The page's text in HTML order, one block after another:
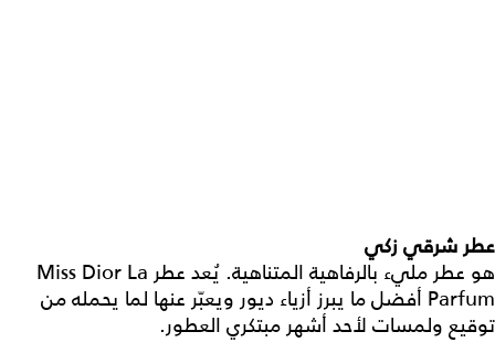
عطر شرقي زكي
هو عطر مليء بالرفاهية المتناهية. يُعد عطر Miss Dior La
Parfum أفضل ما يبرز أزياء ديور ويعبّر عنها لما يحمله من
توقيع ولمسات لأحد أشهر مبتكري العطور.